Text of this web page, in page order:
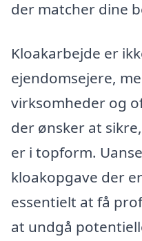
der matcher dine
Kloakarbejde er
ejendomsejere,
virksomheder og
der ønsker at
er i topform.
kloakopgave der
essentielt at få
at undgå